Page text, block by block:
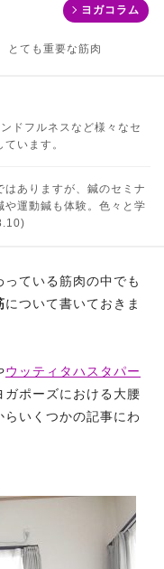
ヨガコラム
とても重要な筋肉
ドフルネスなど様々なセ
います。
はありますが、鍼のセミナ
や運動鍼も体験。色々と学
ている筋肉の中でも
について書いておきま
ウッティタハスタパー
ガポーズにおける大腰
いくつかの記事にわ